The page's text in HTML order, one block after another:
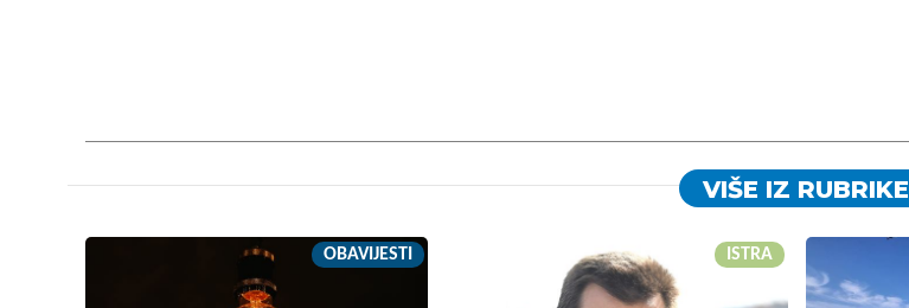
VIŠE IZ RUBRIKE
OBAVIJESTI ISTRA